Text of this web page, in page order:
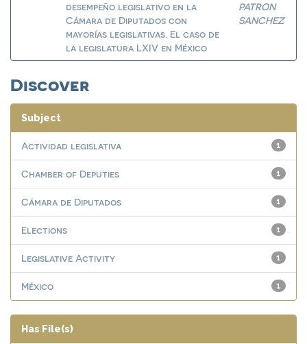
desempeño legislativo en la
Cámara de Diputados con
mayorías legislativas. El caso de
la legislatura LXIV en México
PATRON
SANCHEZ
Discover
Subject
1
Actividad legislativa
1
Chamber of Deputies
1
Cámara de Diputados
1
Elections
1
Legislative Activity
1
México
Has File(s)